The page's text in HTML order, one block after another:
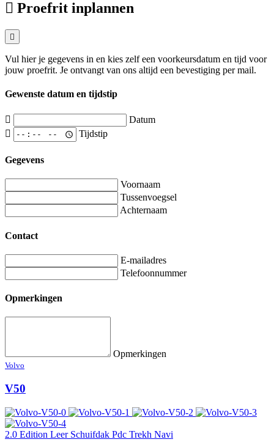
Proefrit inplannen
Vul hier je gegevens in en kies zelf een voorkeursdatum en tijd voor
jouw proefrit. Je ontvangt van ons altijd een bevestiging per mail.
Gewenste datum en tijdstip
Datum
Tijdstip
Gegevens
Voornaam
Tussenvoegsel
Achternaam
Contact
E-mailadres
Telefoonnummer
Opmerkingen
Opmerkingen
Volvo
V50
2.0 Edition Leer Schuifdak Pdc Trekh Navi